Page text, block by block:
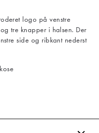
logo på venstre
tre knapper i halsen. Der
side og ribkant nederst